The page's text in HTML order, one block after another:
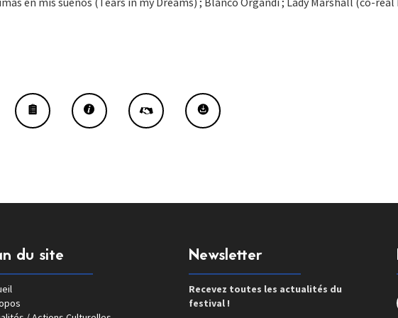
du site Newsletter
Recevez toutes les actualités du
festival !